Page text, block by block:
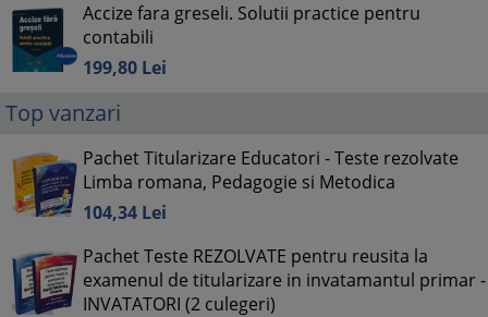
Accize fara greseli. Solutii practice pentru
contabili
199,80 Lei
Top vanzari
Pachet Titularizare Educatori - Teste rezolvate
Limba romana, Pedagogie si Metodica
104,34 Lei
Pachet Teste REZOLVATE pentru reusita la
examenul de titularizare in invatamantul primar -
INVATATORI (2 culegeri)